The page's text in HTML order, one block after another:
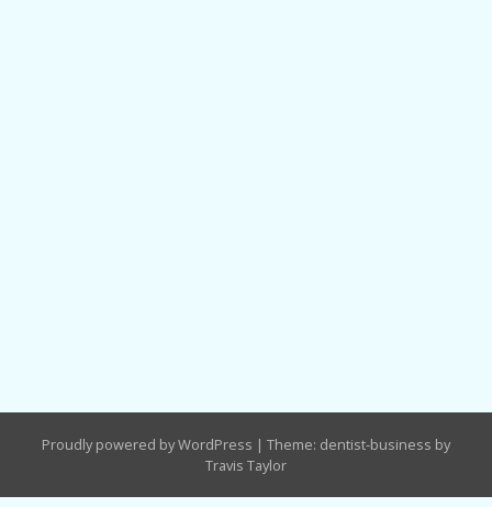
Proudly powered by WordPress | Theme: dentist-business by
Travis Taylor